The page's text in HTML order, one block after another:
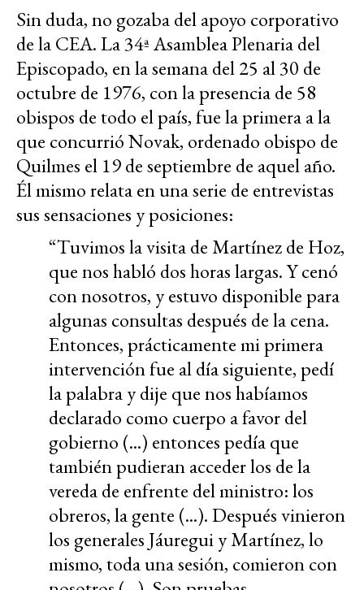
Sin duda, no gozaba del apoyo corporativo
de la CEA. La 34ª Asamblea Plenaria del
Episcopado, en la semana del 25 al 30 de
octubre de 1976, con la presencia de 58
obispos de todo el país, fue la primera a la
que concurrió Novak, ordenado obispo de
Quilmes el 19 de septiembre de aquel año.
Él mismo relata en una serie de entrevistas
sus sensaciones y posiciones:
“Tuvimos la visita de Martínez de Hoz,
que nos habló dos horas largas. Y cenó
con nosotros, y estuvo disponible para
algunas consultas después de la cena.
Entonces, prácticamente mi primera
intervención fue al día siguiente, pedí
la palabra y dije que nos habíamos
declarado como cuerpo a favor del
gobierno (...) entonces pedía que
también pudieran acceder los de la
vereda de enfrente del ministro: los
obreros, la gente (...). Después vinieron
los generales Jáuregui y Martínez, lo
mismo, toda una sesión, comieron con